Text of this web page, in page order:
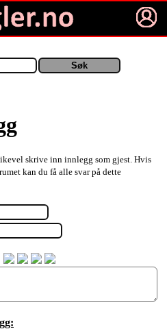
skrive inn innlegg som gjest. Hvis
kan du få alle svar på dette